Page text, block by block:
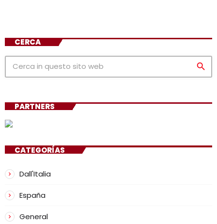
CERCA
search
PARTNERS
CATEGORÍAS
Dall'Italia
España
General